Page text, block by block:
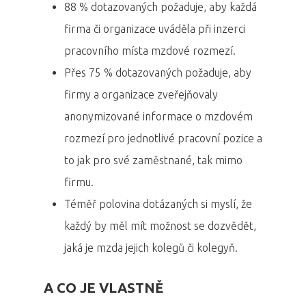
88 % dotazovaných požaduje, aby každá
firma či organizace uváděla při inzerci
pracovního místa mzdové rozmezí.
Přes 75 % dotazovaných požaduje, aby
firmy a organizace zveřejňovaly
anonymizované informace o mzdovém
rozmezí pro jednotlivé pracovní pozice a
to jak pro své zaměstnané, tak mimo
firmu.
Téměř polovina dotázaných si myslí, že
každý by měl mít možnost se dozvědět,
jaká je mzda jejich kolegů či kolegyň.
A CO JE VLASTNĚ